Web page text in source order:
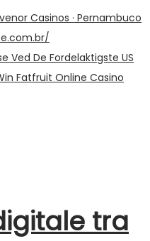
Casinos · Pernambuco
Ved De Fordelaktigste US
Fatfruit Online Casino
tra